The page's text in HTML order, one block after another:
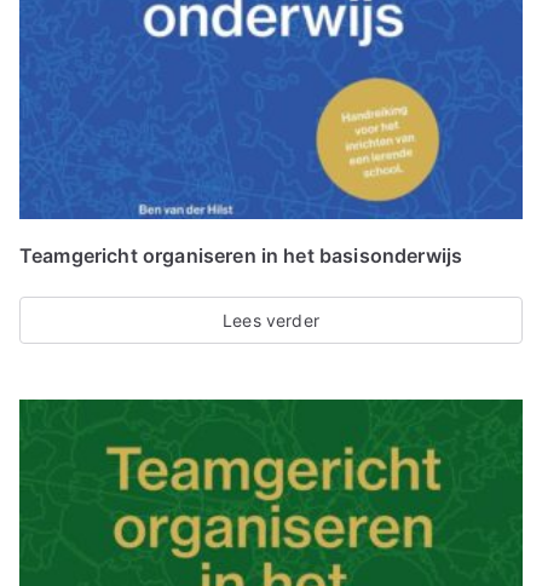
Teamgericht organiseren in het basisonderwijs
Lees verder